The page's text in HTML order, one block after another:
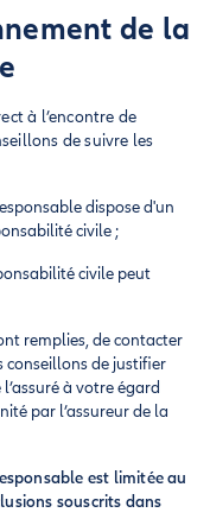
de la
à l’encontre de
de suivre les
dispose d'un
civile ;
civile peut
remplies, de contacter
conseillons de justifier
à votre égard
par l’assureur de la
est limitée au
souscrits dans